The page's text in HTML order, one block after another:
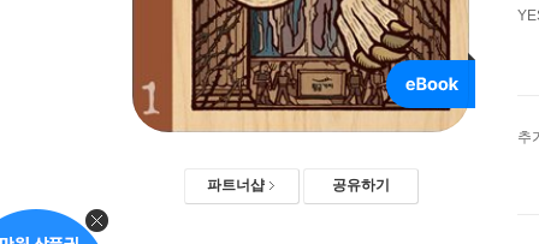
파트너샵 공유하기
추